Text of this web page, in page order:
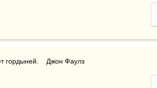
гордыней.    Джон Фаулз